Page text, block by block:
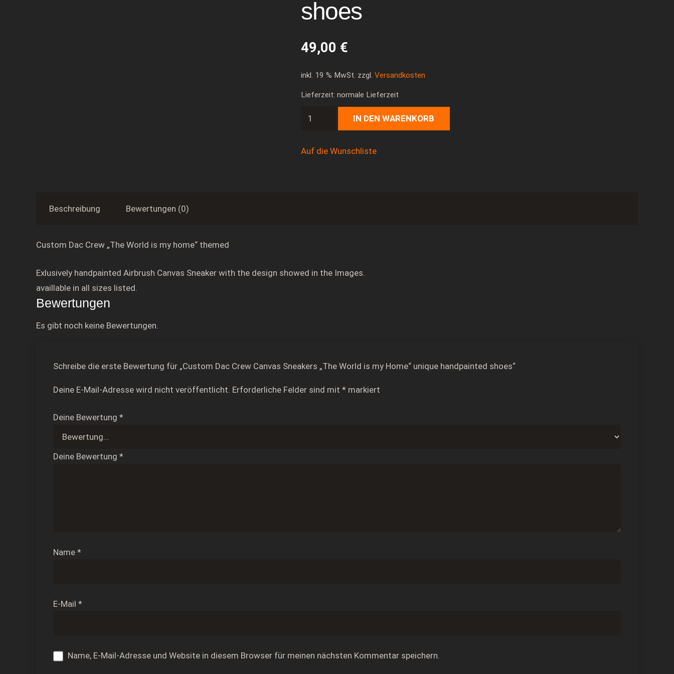
shoes
49,00 €
inkl. 19 % MwSt. zzgl. Versandkosten
Lieferzeit: normale Lieferzeit
Custom
handpainted
IN DEN WARENKORB
Auf die Wunschliste
Beschreibung Bewertungen (0)
Custom Dac Crew „The World is my home“ themed
Exlusively handpainted Airbrush Canvas Sneaker with the design showed in the Images.
availlable in all sizes listed.
Bewertungen
Es gibt noch keine Bewertungen.
Schreibe die erste Bewertung für „Custom Dac Crew Canvas Sneakers „The World is my Home“ unique handpainted shoes“
Deine E-Mail-Adresse wird nicht veröffentlicht. Erforderliche Felder sind mit * markiert
Deine Bewertung *
Deine Bewertung *
Name *
E-Mail *
Name, E-Mail-Adresse und Website in diesem Browser für meinen nächsten Kommentar speichern.